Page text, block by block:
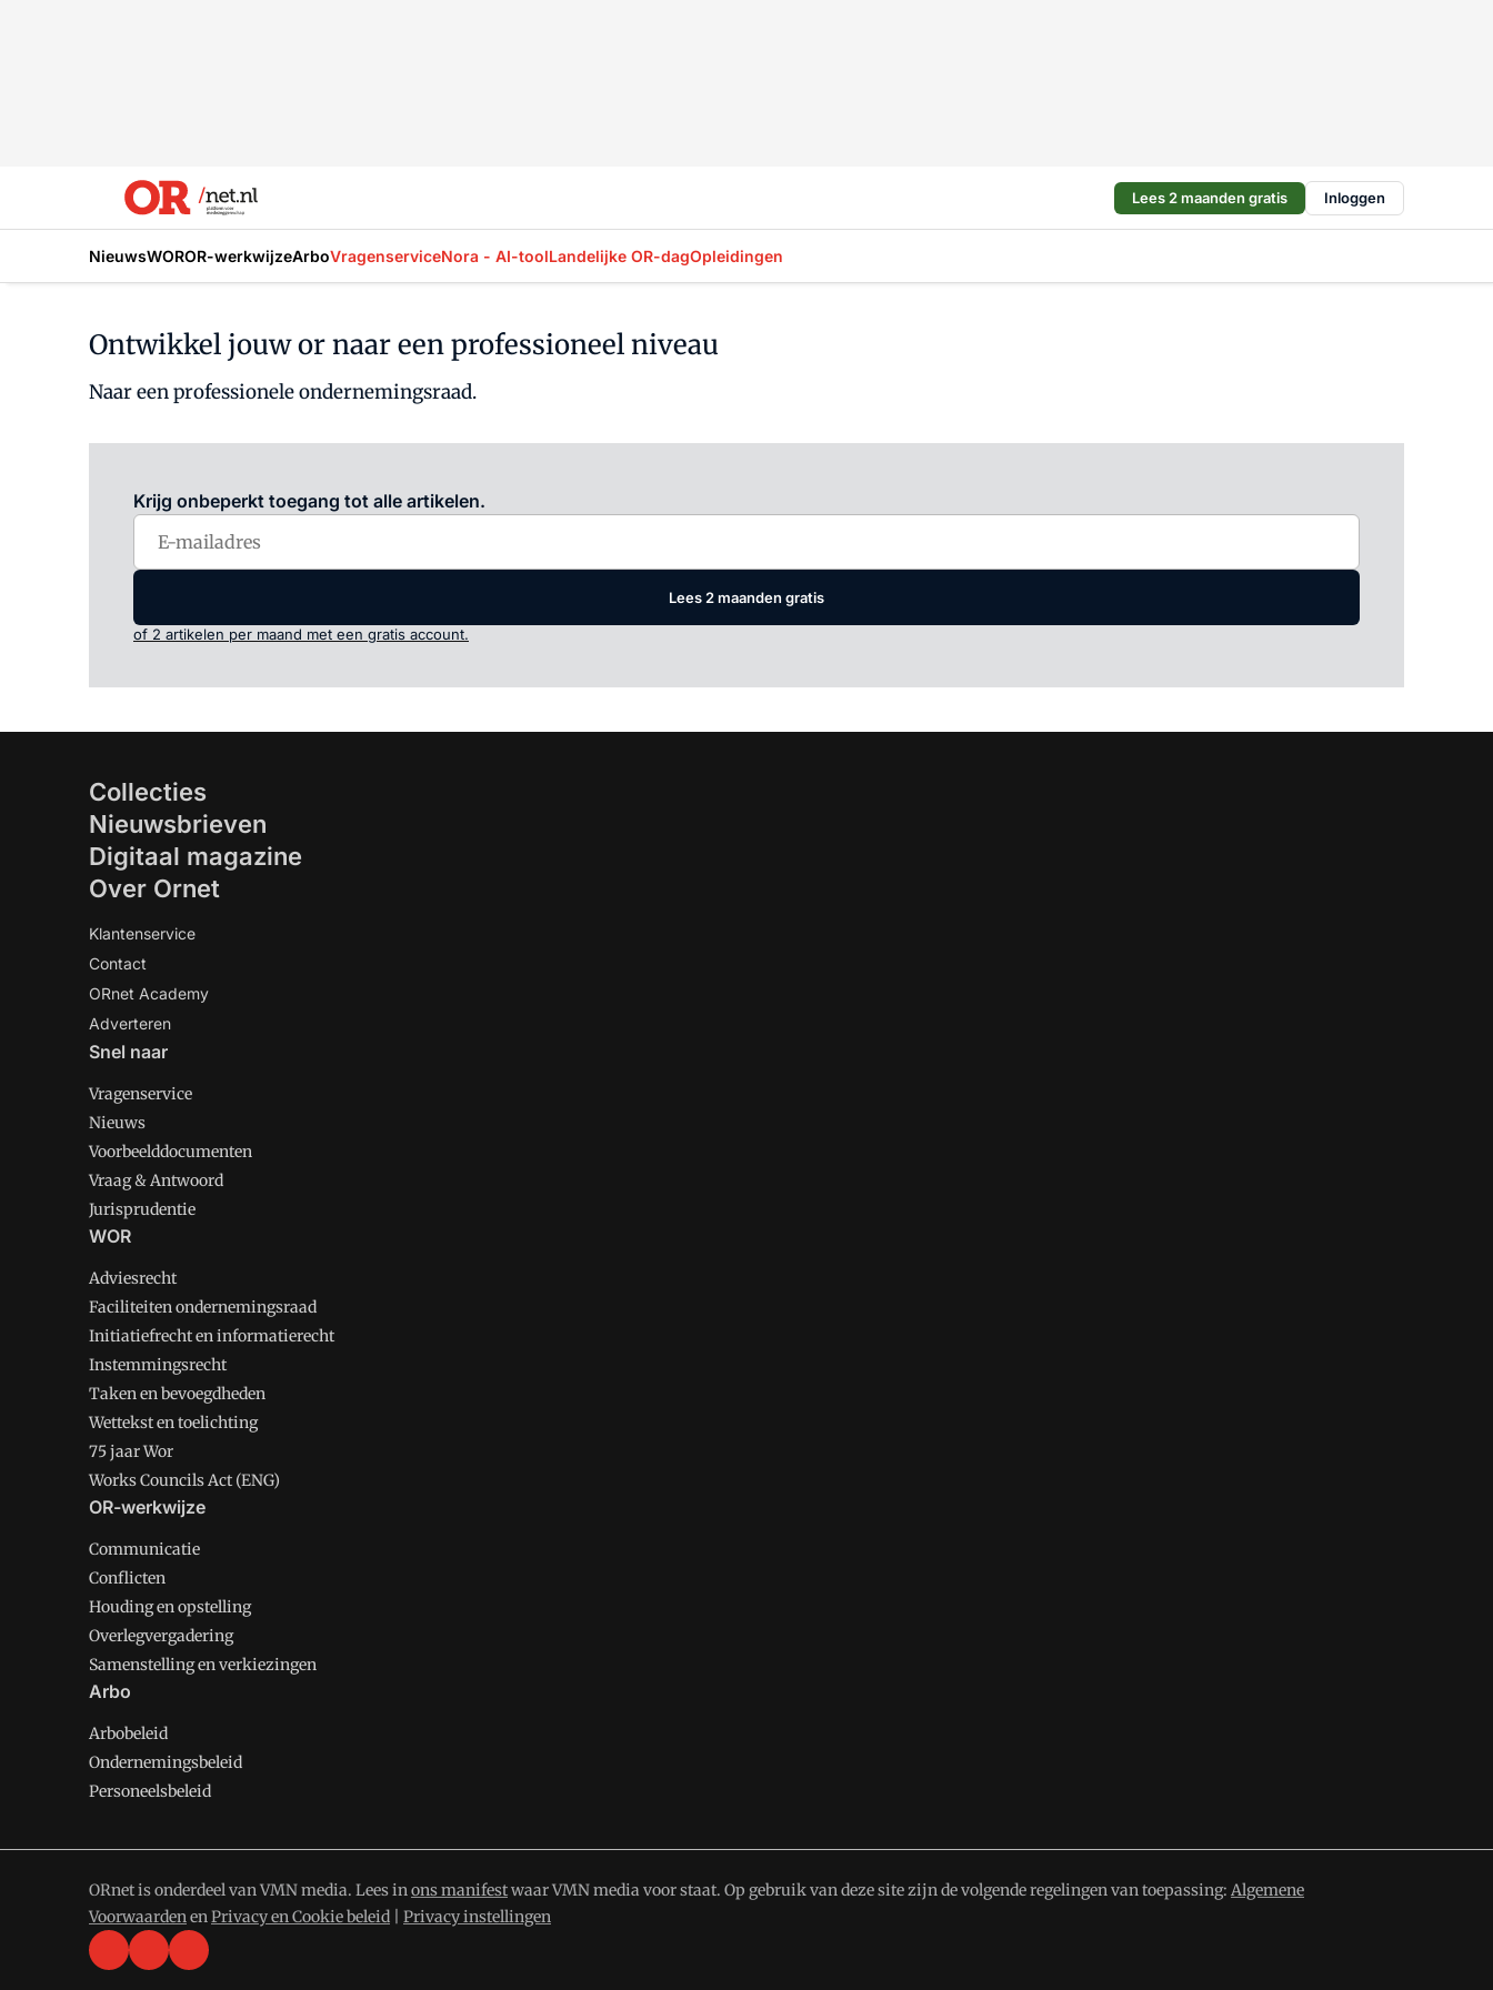
Lees 2 maanden gratis Inloggen
NieuwsWOROR-werkwijzeArboVragenserviceNora - AI-toolLandelijke OR-dagOpleidingen
Ontwikkel jouw or naar een professioneel niveau
Naar een professionele ondernemingsraad.
Krijg onbeperkt toegang tot alle artikelen.
Lees 2 maanden gratis
of 2 artikelen per maand met een gratis account.
Collecties
Nieuwsbrieven
Digitaal magazine
Over Ornet
Klantenservice
Contact
ORnet Academy
Adverteren
Snel naar
Vragenservice
Nieuws
Voorbeelddocumenten
Vraag & Antwoord
Jurisprudentie
WOR
Adviesrecht
Faciliteiten ondernemingsraad
Initiatiefrecht en informatierecht
Instemmingsrecht
Taken en bevoegdheden
Wettekst en toelichting
75 jaar Wor
Works Councils Act (ENG)
OR-werkwijze
Communicatie
Conflicten
Houding en opstelling
Overlegvergadering
Samenstelling en verkiezingen
Arbo
Arbobeleid
Ondernemingsbeleid
Personeelsbeleid
ORnet is onderdeel van VMN media. Lees inons manifestwaar VMN media voor staat. Op gebruik van deze site zijn de volgende regelingen van toepassing: Algemene
VoorwaardenenPrivacy en Cookie beleid Privacy instellingen